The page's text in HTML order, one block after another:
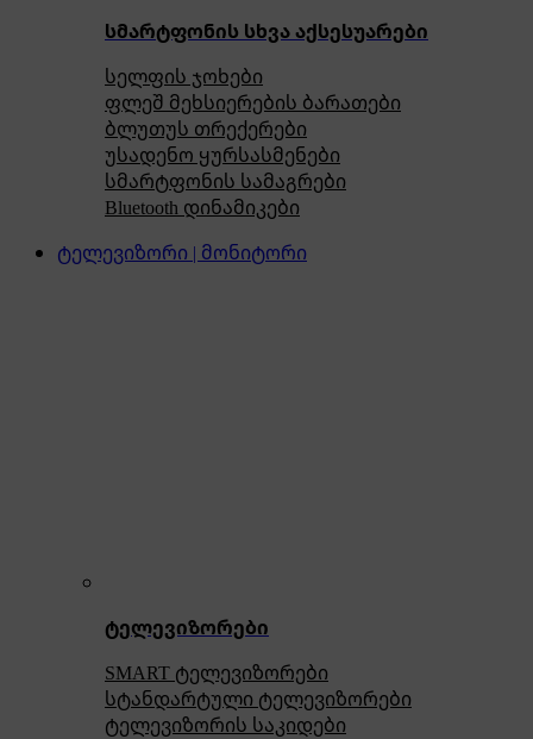
სმარტფონის სხვა აქსესუარები
სელფის ჯოხები
ფლეშ მეხსიერების ბარათები
ბლუთუს თრექერები
უსადენო ყურსასმენები
სმარტფონის სამაგრები
Bluetooth დინამიკები
ტელევიზორი | მონიტორი
ტელევიზორები
SMART ტელევიზორები
სტანდარტული ტელევიზორები
ტელევიზორის საკიდები